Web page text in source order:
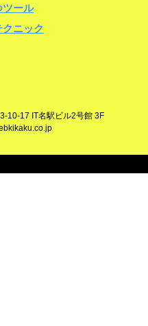
ツール
ニック
10-17 IT名駅ビル2号館 3F